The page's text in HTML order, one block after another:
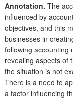
Annotation. The
influenced by
objectives, and this
businesses in
following accounting
revealing aspects of
the situation is not
There is a need to
a factor influencing